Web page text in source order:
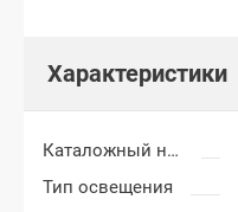
Характеристики
Каталожный номер
Тип освещения